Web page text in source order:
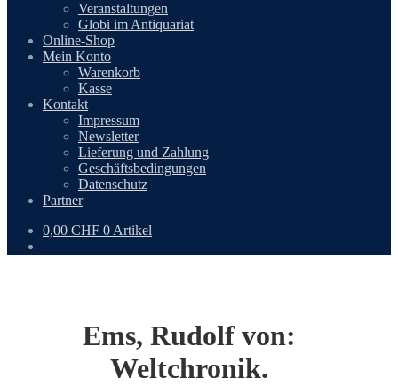
Veranstaltungen
Globi im Antiquariat
Online-Shop
Mein Konto
Warenkorb
Kasse
Kontakt
Impressum
Newsletter
Lieferung und Zahlung
Geschäftsbedingungen
Datenschutz
Partner
0,00 CHF 0 Artikel
Ems, Rudolf von:
Weltchronik.